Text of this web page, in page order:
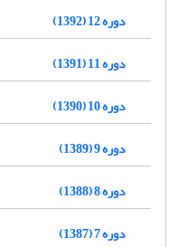
دوره 12 (1392)
دوره 11 (1391)
دوره 10 (1390)
دوره 9 (1389)
دوره 8 (1388)
دوره 7 (1387)